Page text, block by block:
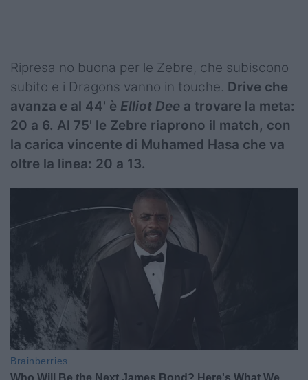
Ripresa no buona per le Zebre, che subiscono
subito e i Dragons vanno in touche. Drive che
avanza e al 44' è Elliot Dee a trovare la meta:
20 a 6. Al 75' le Zebre riaprono il match, con
la carica vincente di Muhamed Hasa che va
oltre la linea: 20 a 13.